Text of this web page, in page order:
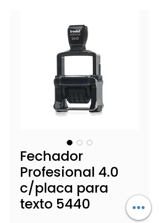
Fechador
Profesional 4.0
c/placa para
texto 5440